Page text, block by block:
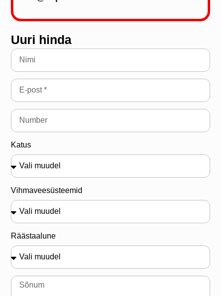
Uuri hinda
Katus
Vihmaveesüsteemid
Räästaalune